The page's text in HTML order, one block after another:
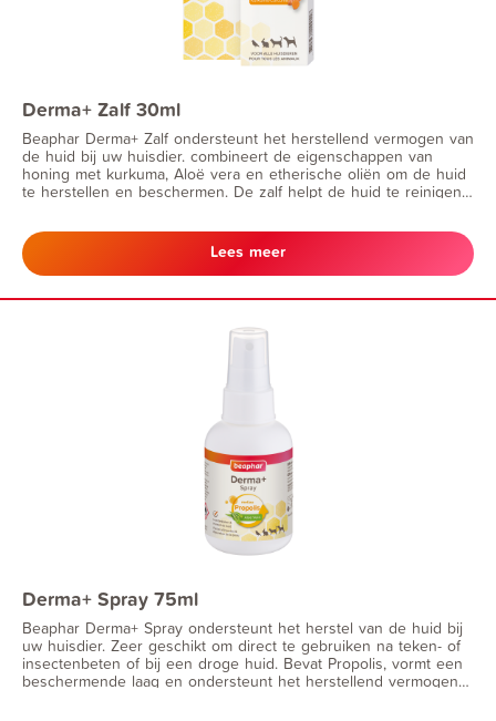
Derma+ Zalf 30ml
Beaphar Derma+ Zalf ondersteunt het herstellend vermogen van
de huid bij uw huisdier. combineert de eigenschappen van
honing met kurkuma, Aloë vera en etherische oliën om de huid
te herstellen en beschermen. De zalf helpt de huid te reinigen
poten bij vogels.
Lees meer
Derma+ Spray 75ml
Beaphar Derma+ Spray ondersteunt het herstel van de huid bij
uw huisdier. Zeer geschikt om direct te gebruiken na teken- of
insectenbeten of bij een droge huid. Bevat Propolis, vormt een
beschermende laag en ondersteunt het herstellend vermogen